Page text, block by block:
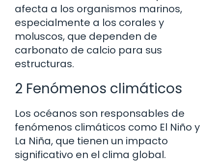
afecta a los organismos marinos,
especialmente a los corales y
moluscos, que dependen de
carbonato de calcio para sus
estructuras.
2 Fenómenos climáticos
Los océanos son responsables de
fenómenos climáticos como El Niño y
La Niña, que tienen un impacto
significativo en el clima global.